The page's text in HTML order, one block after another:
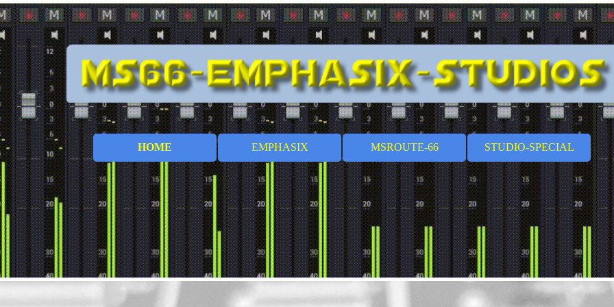
Direkt zum Seiteninhalt
Menü überspringen
HOME EMPHASIX ▼
MSROUTE-66 ▼
STUDIO-SPECIAL